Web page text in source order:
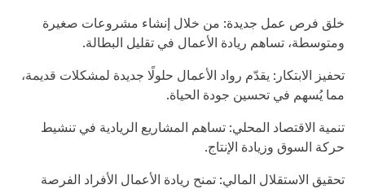
خلق فرص عمل جديدة: من خلال إنشاء مشروعات صغيرة
ومتوسطة، تساهم ريادة الأعمال في تقليل البطالة.
تحفيز الابتكار: يقدّم رواد الأعمال حلولًا جديدة لمشكلات قديمة،
مما يُسهم في تحسين جودة الحياة.
تنمية الاقتصاد المحلي: تساهم المشاريع الريادية في تنشيط
حركة السوق وزيادة الإنتاج.
تحقيق الاستقلال المالي: تمنح ريادة الأعمال الأفراد الفرصة